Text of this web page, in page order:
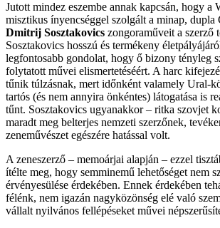
Jutott mindez eszembe annak kapcsán, hogy a
misztikus ínyencséggel szolgált a minap,
Dmitrij Sosztakovics zongoraműveit a szerző
Sosztakovics hosszú és termékeny
legfontosabb gondolat, hogy ő bizony tényleg
folytatott művei elismertetéséért. A harc
tűnik túlzásnak, mert időnként valamely Ural-
tartós (és nem annyira önkéntes) látogatása is
tűnt. Sosztakovics ugyanakkor – ritka szovjet
maradt meg belterjes nemzeti szerzőnek,
zeneművészet egészére hatással volt.
A zeneszerző – memoárjai alapján – ezzel
ítélte meg, hogy semminemű lehetőséget nem
érvényesülése érdekében. Ennek érdekében
félénk, nem igazán nagyközönség elé való
vállalt nyilvános fellépéseket művei